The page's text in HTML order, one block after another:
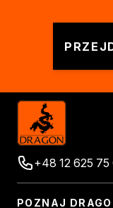
+48 12 625 75
POZNAJ